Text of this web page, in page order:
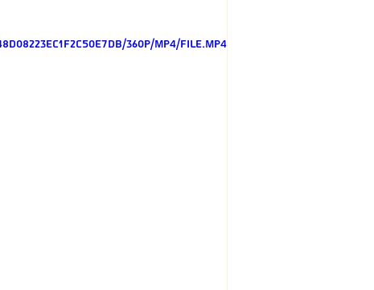
360p/mp4/file.mp4